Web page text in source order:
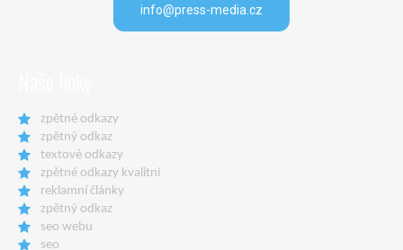
info@press-media.cz
zpětné odkazy
zpětný odkaz
textové odkazy
zpětné odkazy kvalitní
reklamní články
zpětný odkaz
seo webu
seo